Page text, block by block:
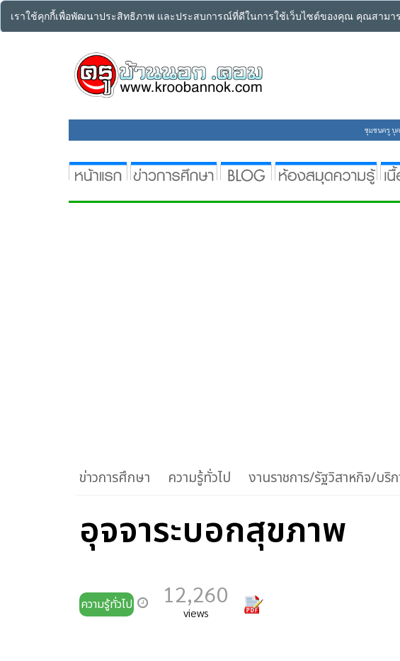
เราใช้คุกกี้เพื่อพัฒนาประสิทธิภาพ และประสบการณ์ที่ดีในการใช้เว็บไซต์ของคุณ คุณสามา
ชุมชนครู บุ
ข่าวการศึกษา ความรู้ทั่วไป งานราชการ/รัฐวิสาหกิจ/บริ
อุจจาระบอกสุขภาพ
ความรู้ทั่วไป 12,260
views